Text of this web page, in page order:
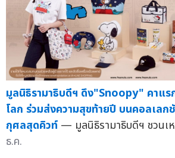
มูลนิธิรามาธิบดีฯ ดึง"Snoopy" คาแร
โลก ร่วมส่งความสุขท้ายปี บนคอลเลก
กุศลสุดคิวท์ — มูลนิธิรามาธิบดีฯ ชวนเ
ธ.ค.